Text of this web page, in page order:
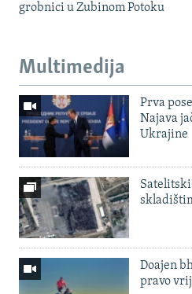
grobnici u Zubinom Potoku
Multimedija
Prva
Najava
Ukrajine
Doajen
pravo